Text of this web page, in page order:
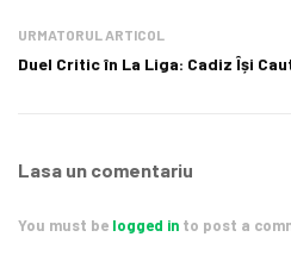
URMATORUL ARTICOL
Duel Critic în La Liga: Cadiz Își
Lasa un comentariu
You must be logged in to post a